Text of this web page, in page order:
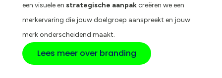
een visuele en strategische aanpakcreëren we een
merkervaring die jouw doelgroep aanspreekt en jouw
merk onderscheidend maakt.
Lees meer over branding